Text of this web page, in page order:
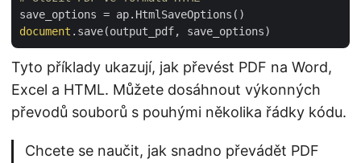
document
Tyto příklady ukazují, jak převést PDF na Word,
Excel a HTML. Můžete dosáhnout výkonných
převodů souborů s pouhými několika řádky kódu.
Chcete se naučit, jak snadno převádět PDF